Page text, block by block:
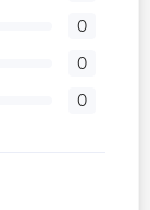
0
0
0